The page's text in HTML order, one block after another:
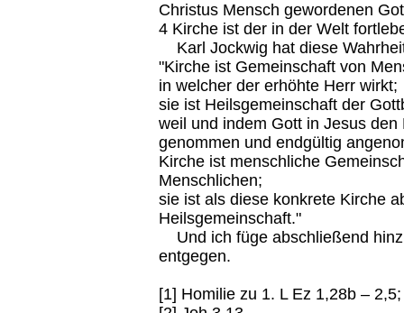
Christus Mensch gewordenen
4 Kirche ist der in der Welt
Karl Jockwig hat diese
"Kirche ist Gemeinschaft von
in welcher der erhöhte Herr wirkt;
sie ist Heilsgemeinschaft der
weil und indem Gott in Jesus
genommen und endgültig
Kirche ist menschliche
Menschlichen;
sie ist als diese konkrete Kirche
Heilsgemeinschaft."
Und ich füge abschließend
entgegen.
[1] Homilie zu 1. L Ez 1,28b –